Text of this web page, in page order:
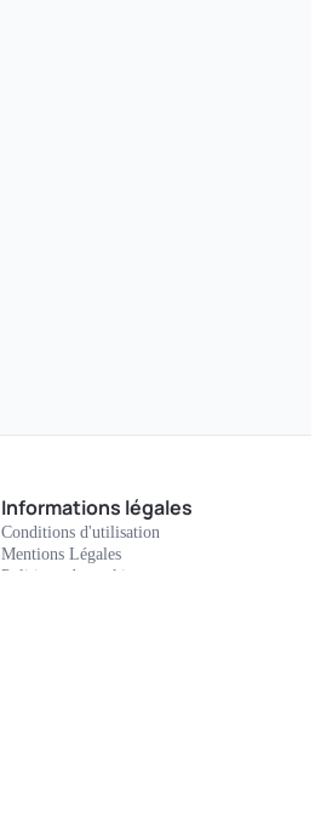
Informations légales
Conditions d'utilisation
Mentions Légales
Politique de cookies